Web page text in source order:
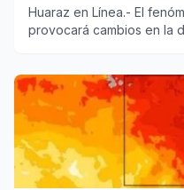
Huaraz en Línea.- El
provocará cambios en la